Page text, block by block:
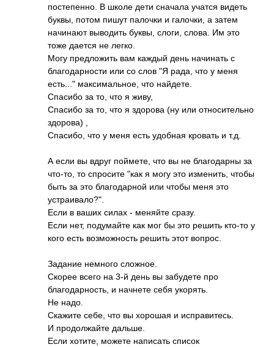
постепенно. В школе дети сначала учатся видеть
буквы, потом пишут палочки и галочки, а затем
начинают выводить буквы, слоги, слова. Им это
тоже дается не легко.
Могу предложить вам каждый день начинать с
благодарности или со слов "Я рада, что у меня
есть..." максимальное, что найдете.
Спасибо за то, что я живу,
Спасибо за то, что я здорова (ну или относительно
здорова) ,
Спасибо, что у меня есть удобная кровать и т.д.
А если вы вдруг поймете, что вы не благодарны за
что-то, то спросите "как я могу это изменить, чтобы
быть за это благодарной или чтобы меня это
устраивало?".
Если в ваших силах - меняйте сразу.
Если нет, подумайте как мог бы это решить кто-то у
кого есть возможность решить этот вопрос.
Задание немного сложное.
Скорее всего на 3-й день вы забудете про
благодарность, и начнете себя укорять.
Не надо.
Скажите себе, что вы хорошая и исправитесь.
И продолжайте дальше.
Если хотите, можете написать список